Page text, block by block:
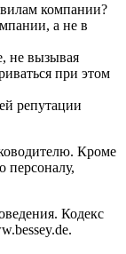
компании?
а не в
не вызывая
при этом
репутации
Кроме
персоналу,
Кодекс